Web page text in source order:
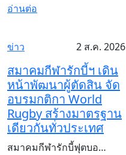
อ่านต่อ
ข่าว 2 ส.ค. 2026
สมาคมกีฬารักบี้ฯ เดิน
หน้าพัฒนาผู้ตัดสิน จัด
อบรมกติกา World
Rugby สร้างมาตรฐาน
เดียวกันทั่วประเทศ
สมาคมกีฬารักบี้ฟุตบอ…